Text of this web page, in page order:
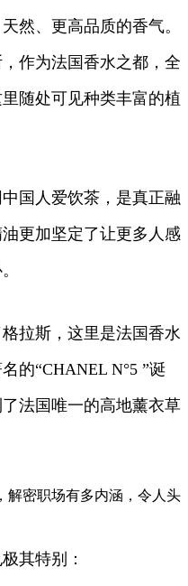
然、更高品质的香气。
作为法国香水之都，全
随处可见种类丰富的植
国人爱饮茶，是真正融
更加坚定了让更多人感
拉斯，这里是法国香水
的“CHANEL N°5 ”诞
法国唯一的高地薰衣草
解密职场有多内涵，令人头
其特别：